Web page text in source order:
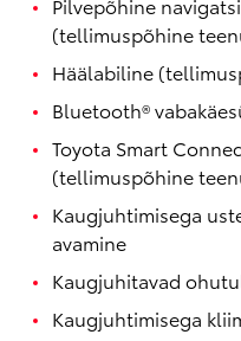
(tellimuspõhine
Häälabiline
Bluetooth®
Toyota Smart
(tellimuspõhine
Kaugjuhtimisega
avamine
Kaugjuhitavad
Kaugjuhtimisega